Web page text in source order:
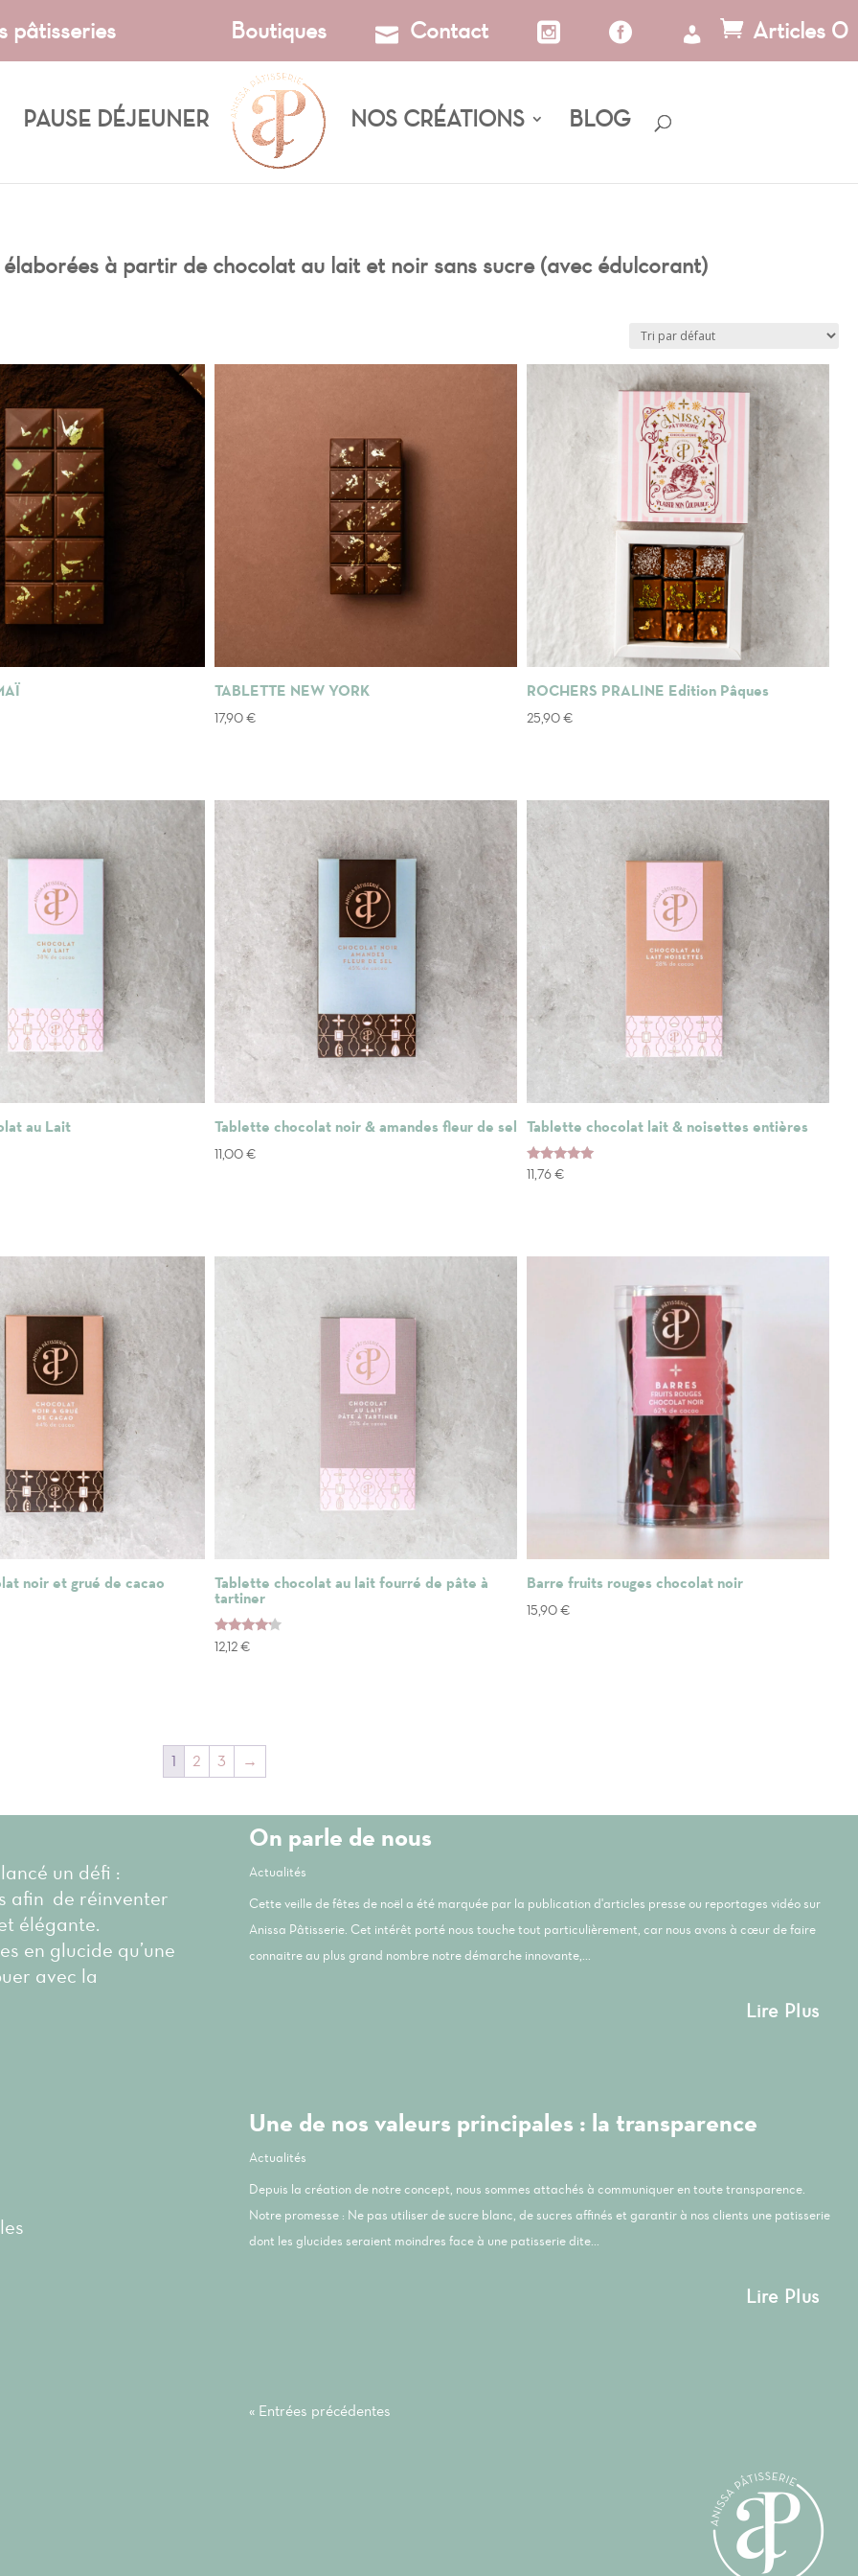
pâtisseries Boutiques Contact Articles 0
PAUSE DÉJEUNER NOS CRÉATIONS BLOG
à partir de chocolat au lait et noir sans sucre (avec édulcorant)
TABLETTE NEW YORK
17,90€
ROCHERS PRALINE Edition Pâques
25,90€
au Lait Tablette chocolat noir & amandes fleur de sel
11,00€
Tablette chocolat lait & noisettes entières
Note
5.00
11,76€
noir et grué de cacao
Tablette chocolat au lait fourré de pâte à
tartiner
Note
4.00
12,12€
Barre fruits rouges chocolat noir
15,90€
1 2 3 →
un défi :
afin de réinventer
élégante.
en glucide qu’une
avec la
On parle de nous
Actualités
Cette veille de fêtes de noël a été marquée par la publication d'articles presse ou reportages vidéo sur
Anissa Pâtisserie. Cet intérêt porté nous touche tout particulièrement, car nous avons à cœur de faire
connaitre au plus grand nombre notre démarche innovante,...
Lire Plus
Une de nos valeurs principales : la transparence
Actualités
Depuis la création de notre concept, nous sommes attachés à communiquer en toute transparence.
Notre promesse : Ne pas utiliser de sucre blanc, de sucres affinés et garantir à nos clients une patisserie
dont les glucides seraient moindres face à une patisserie dite...
Lire Plus
« Entrées précédentes